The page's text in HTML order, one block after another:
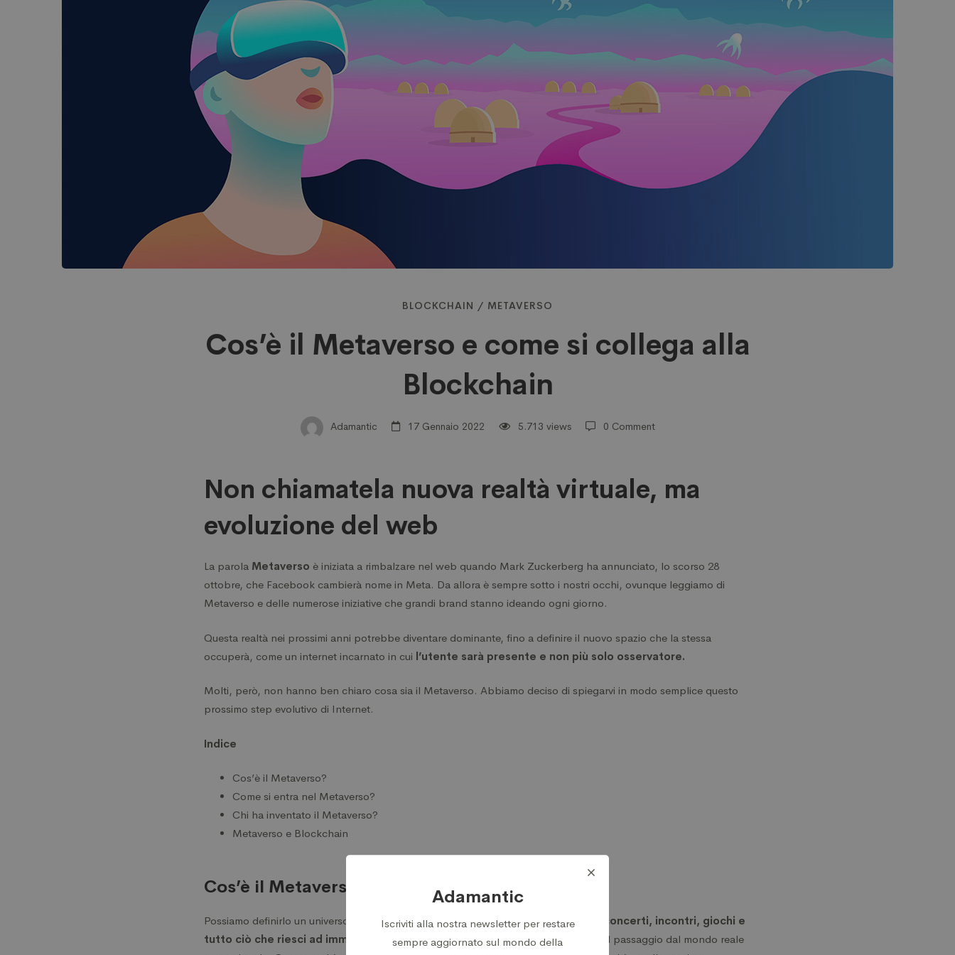
il
Metaverso
come
si
collega
alla
Blockchain
BLOCKCHAIN / METAVERSO
Cos’è il Metaverso e come si collega alla
Blockchain
Adamantic 17 Gennaio 2022 5.713 views 0 Comment
Non chiamatela nuova realtà virtuale, ma
evoluzione del web
La parola Metaverso è iniziata a rimbalzare nel web quando Mark Zuckerberg ha annunciato, lo scorso 28
ottobre, che Facebook cambierà nome in Meta. Da allora è sempre sotto i nostri occhi, ovunque leggiamo di
Metaverso e delle numerose iniziative che grandi brand stanno ideando ogni giorno.
Questa realtà nei prossimi anni potrebbe diventare dominante, fino a definire il nuovo spazio che la stessa
occuperà, come un internet incarnato in cui l’utente sarà presente e non più solo osservatore.
Molti, però, non hanno ben chiaro cosa sia il Metaverso. Abbiamo deciso di spiegarvi in modo semplice questo
prossimo step evolutivo di Internet.
Indice
Cos’è il Metaverso?
Come si entra nel Metaverso?
Chi ha inventato il Metaverso?
Metaverso e Blockchain
Cos’è il Metaverso?
Possiamo definirlo un universo parallelo, sempre online, fatto diesperienze, film, concerti, incontri, giochi e
tutto ciò che riesci ad immaginare, ma in forma digitale . Rappresenta quindi il passaggio dal mondo reale
Adamantic
Iscriviti alla nostra newsletter per restare
sempre aggiornato sul mondo della